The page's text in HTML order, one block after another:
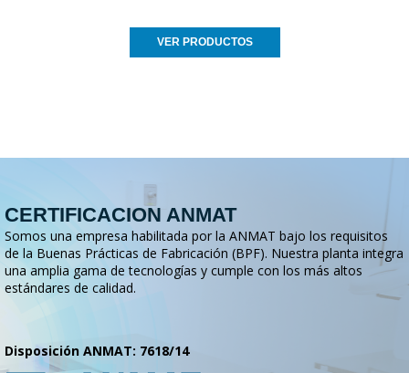
VER PRODUCTOS
CERTIFICACION ANMAT
Somos una empresa habilitada por la ANMAT bajo los requisitos
de la Buenas Prácticas de Fabricación (BPF). Nuestra planta integra
una amplia gama de tecnologías y cumple con los más altos
estándares de calidad.
Disposición ANMAT: 7618/14